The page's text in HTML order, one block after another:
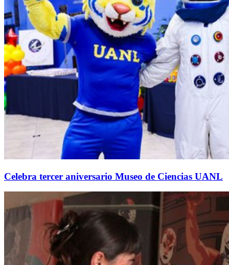
Celebra tercer aniversario Museo de Ciencias UANL